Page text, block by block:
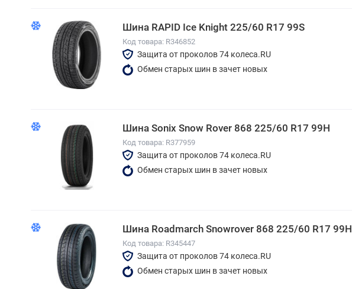
Шина RAPID Ice Knight 225/60 R17 99S
Код товара: R346852
Защита от проколов 74 колеса.RU
Обмен старых шин в зачет новых
Шина Sonix Snow Rover 868 225/60 R17 99H
Код товара: R377959
Защита от проколов 74 колеса.RU
Обмен старых шин в зачет новых
Шина Roadmarch Snowrover 868 225/60 R17 99H
Код товара: R345447
Защита от проколов 74 колеса.RU
Обмен старых шин в зачет новых